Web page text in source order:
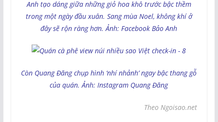
Anh tạo dáng giữa những giỏ hoa khô trước bậc thềm
trong một ngày đầu xuân. Sang mùa Noel, không khí ở
đây sẽ rộn ràng hơn. Ảnh: Facebook Bảo Anh
Còn Quang Đăng chụp hình ‘nhí nhảnh’ ngay bậc thang gỗ
của quán. Ảnh: Instagram Quang Đăng
Theo Ngoisao.net